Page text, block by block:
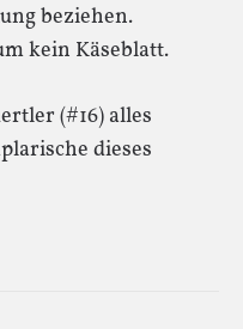
beziehen.
kein Käseblatt.
(#16) alles
dieses